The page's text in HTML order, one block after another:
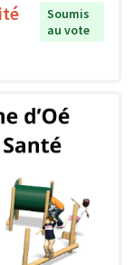
Soumis
au vote